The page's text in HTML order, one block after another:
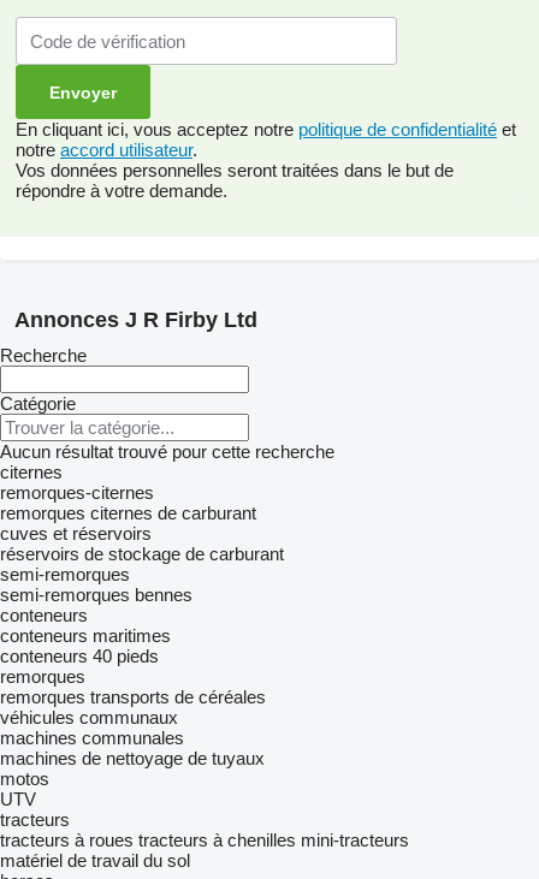
En cliquant ici, vous acceptez notre politique de confidentialité et
notre accord utilisateur.
Vos données personnelles seront traitées dans le but de
répondre à votre demande.
Annonces J R Firby Ltd
Recherche
Catégorie
Aucun résultat trouvé pour cette recherche
citernes
remorques-citernes
remorques citernes de carburant
cuves et réservoirs
réservoirs de stockage de carburant
semi-remorques
semi-remorques bennes
conteneurs
conteneurs maritimes
conteneurs 40 pieds
remorques
remorques transports de céréales
véhicules communaux
machines communales
machines de nettoyage de tuyaux
motos
UTV
tracteurs
tracteurs à roues tracteurs à chenilles mini-tracteurs
matériel de travail du sol